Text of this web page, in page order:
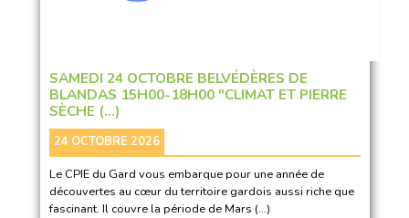
SAMEDI 24 OCTOBRE BELVÉDÈRES DE
BLANDAS 15H00-18H00 "CLIMAT ET PIERRE
SÈCHE (…)
24 OCTOBRE 2026
Le CPIE du Gard vous embarque pour une année de
découvertes au cœur du territoire gardois aussi riche que
fascinant. Il couvre la période de Mars (…)